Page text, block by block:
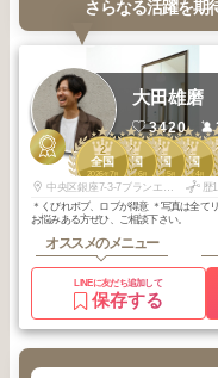
さらなる活躍を期
2
全国
2026年 7月
2
全国
2026年 6月
2
全国
2026年 5月
2
全国
2026年 4月
2025
大田雄磨
3420
中央区銀座7-3-7ブランエスパ銀座11階 H区画 歴
＊くびれボブ、ロブが得意 ＊写真は全て
お悩みある方ぜひ、ご相談下さい。
オススメのメニュー
LINEに友だち追加して
保存する